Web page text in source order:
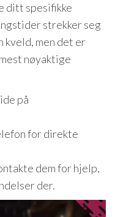
ditt spesifikke
strekker seg
men det er
nøyaktige
på
for direkte
dem for hjelp,
der.